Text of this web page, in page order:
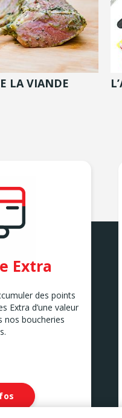
LA VIANDE
Extra
des points
Extra d’une valeur
nos boucheries